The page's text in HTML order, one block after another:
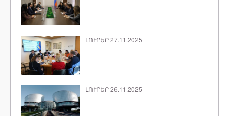
ԼՈՒՐԵՐ 27.11.2025
ԼՈՒՐԵՐ 26.11.2025